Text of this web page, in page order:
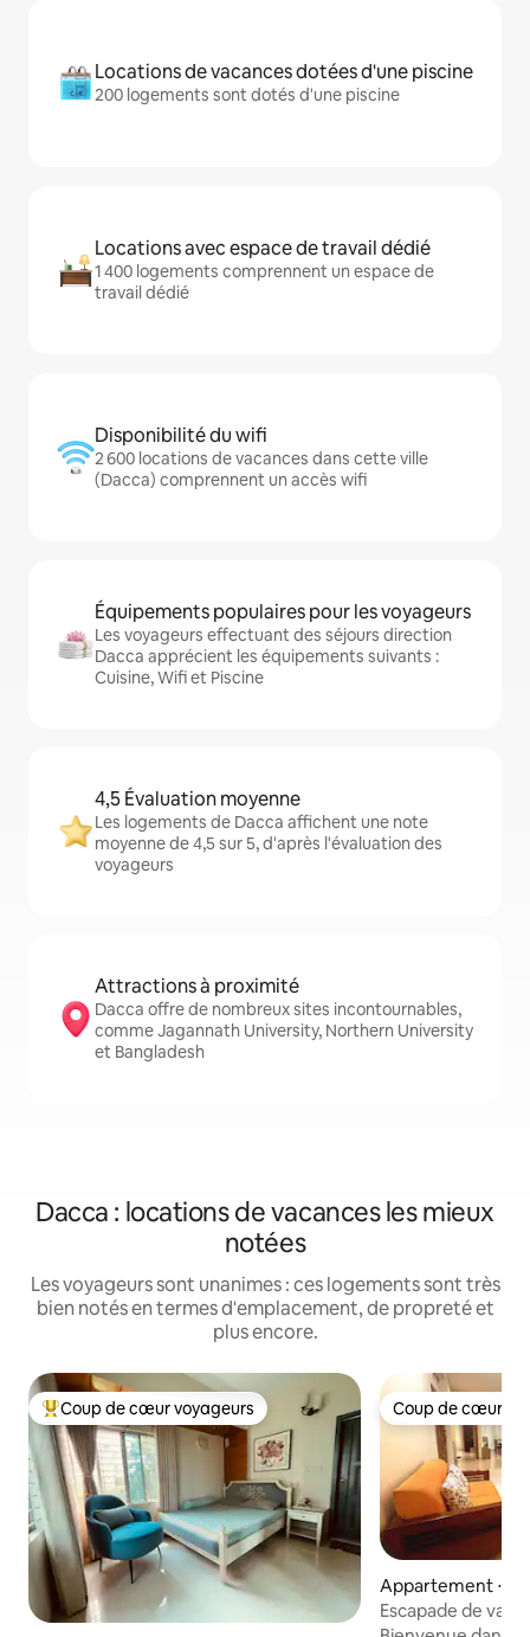
Locations de vacances dotées d'une piscine
200 logements sont dotés d'une piscine
Locations avec espace de travail dédié
1 400 logements comprennent un espace de
travail dédié
Disponibilité du wifi
2 600 locations de vacances dans cette ville
(Dacca) comprennent un accès wifi
Équipements populaires pour les voyageurs
Les voyageurs effectuant des séjours direction
Dacca apprécient les équipements suivants :
Cuisine, Wifi et Piscine
4,5 Évaluation moyenne
Les logements de Dacca affichent une note
moyenne de 4,5 sur 5, d'après l'évaluation des
voyageurs
Attractions à proximité
Dacca offre de nombreux sites incontournables,
comme Jagannath University, Northern University
et Bangladesh
Dacca : locations de vacances les mieux
notées
Les voyageurs sont unanimes : ces logements sont très
bien notés en termes d'emplacement, de propreté et
plus encore.
Coups de cœur voyageurs les plus appréciés
Coup de cœur voyageurs Coup de cœur
Coup de cœur
Appartement ⋅
Escapade de